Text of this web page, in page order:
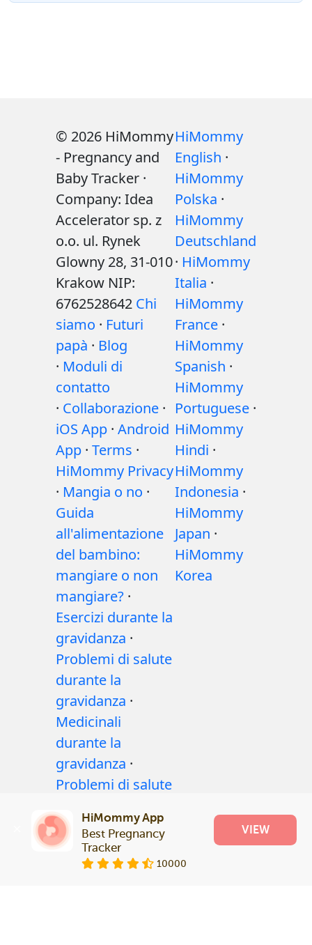
© 2026 HiMommy
- Pregnancy and
Baby Tracker ·
Company: Idea
Accelerator sp. z
o.o. ul. Rynek
Glowny 28, 31-010
Krakow NIP:
6762528642 Chi
siamo · Futuri
papà · Blog
· Moduli di
contatto
· Collaborazione ·
iOS App · Android
App · Terms ·
HiMommy Privacy
· Mangia o no ·
Guida
all'alimentazione
del bambino:
mangiare o non
mangiare? ·
Esercizi durante la
gravidanza ·
Problemi di salute
durante la
gravidanza ·
Medicinali
durante la
gravidanza ·
Problemi di salute
Articoli·Politica
editoriale
HiMommy
English ·
HiMommy
Polska ·
HiMommy
Deutschland
· HiMommy
Italia ·
HiMommy
France ·
HiMommy
Spanish ·
HiMommy
Portuguese ·
HiMommy
Hindi ·
HiMommy
Indonesia ·
HiMommy
Japan ·
HiMommy
Korea
HiMommy App
Best Pregnancy
Tracker
10000
VIEW